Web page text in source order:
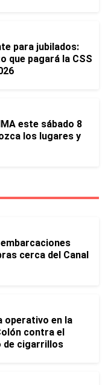
para jubilados:
que pagará la CSS
este sábado 8
los lugares y
cerca del Canal
operativo en la
contra el
de cigarrillos